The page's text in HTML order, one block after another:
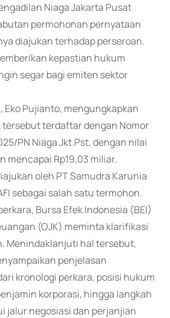
Niaga Jakarta Pusat
permohonan pernyataan
diajukan terhadap perseroan.
kepastian hukum
segar bagi emiten sektor
Eko Pujianto, mengungkapkan
tersebut terdaftar dengan Nomor
PN Niaga Jkt.Pst, dengan nilai
mencapai Rp19,03 miliar.
oleh PT Samudra Karunia
sebagai salah satu termohon.
Bursa Efek Indonesia (BEI)
(OJK) meminta klarifikasi
Menindaklanjuti hal tersebut,
penjelasan
kronologi perkara, posisi hukum
korporasi, hingga langkah
jalur negosiasi dan perjanjian